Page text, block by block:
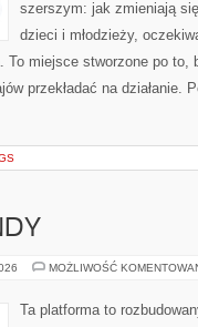
szerszym: jak zmieniają
dzieci i młodzieży,
To miejsce stworzone po to,
przekładać na działanie.
MOŻLIWOŚĆ
Ta platforma to